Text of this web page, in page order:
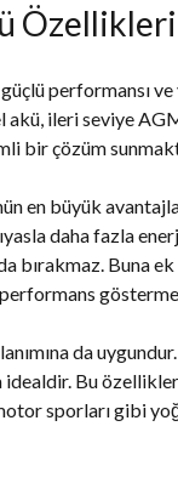
Özellikleri
performansı
akü, ileri seviye
bir çözüm
en büyük
daha fazla enerji
bırakmaz. Buna
da
Bu
sporları gibi